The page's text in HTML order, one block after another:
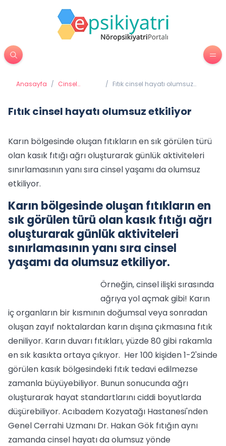
Anasayfa / Cinsel
/ Fıtık cinsel hayatı olumsuz
Fıtık cinsel hayatı olumsuz etkiliyor
Karın bölgesinde oluşan fıtıkların en sık görülen türü
olan kasık fıtığı ağrı oluşturarak günlük aktiviteleri
sınırlamasının yanı sıra cinsel yaşamı da olumsuz
etkiliyor.
Karın bölgesinde oluşan fıtıkların en
sık görülen türü olan kasık fıtığı ağrı
oluşturarak günlük aktiviteleri
sınırlamasının yanı sıra cinsel
yaşamı da olumsuz etkiliyor.
Örneğin, cinsel ilişki sırasında
ağrıya yol açmak gibi! Karın
iç organların bir kısmının doğumsal veya sonradan
oluşan zayıf noktalardan karın dışına çıkmasına fıtık
deniliyor. Karın duvarı fıtıkları, yüzde 80 gibi rakamla
en sık kasıkta ortaya çıkıyor. Her 100 kişiden 1-2'sinde
görülen kasık bölgesindeki fıtık tedavi edilmezse
zamanla büyüyebiliyor. Bunun sonucunda ağrı
oluşturarak hayat standartlarını ciddi boyutlarda
düşürebiliyor. Acıbadem Kozyatağı Hastanesi'nden
Genel Cerrahi Uzmanı Dr. Hakan Gök fıtığın aynı
zamanda cinsel hayatı da olumsuz yönde